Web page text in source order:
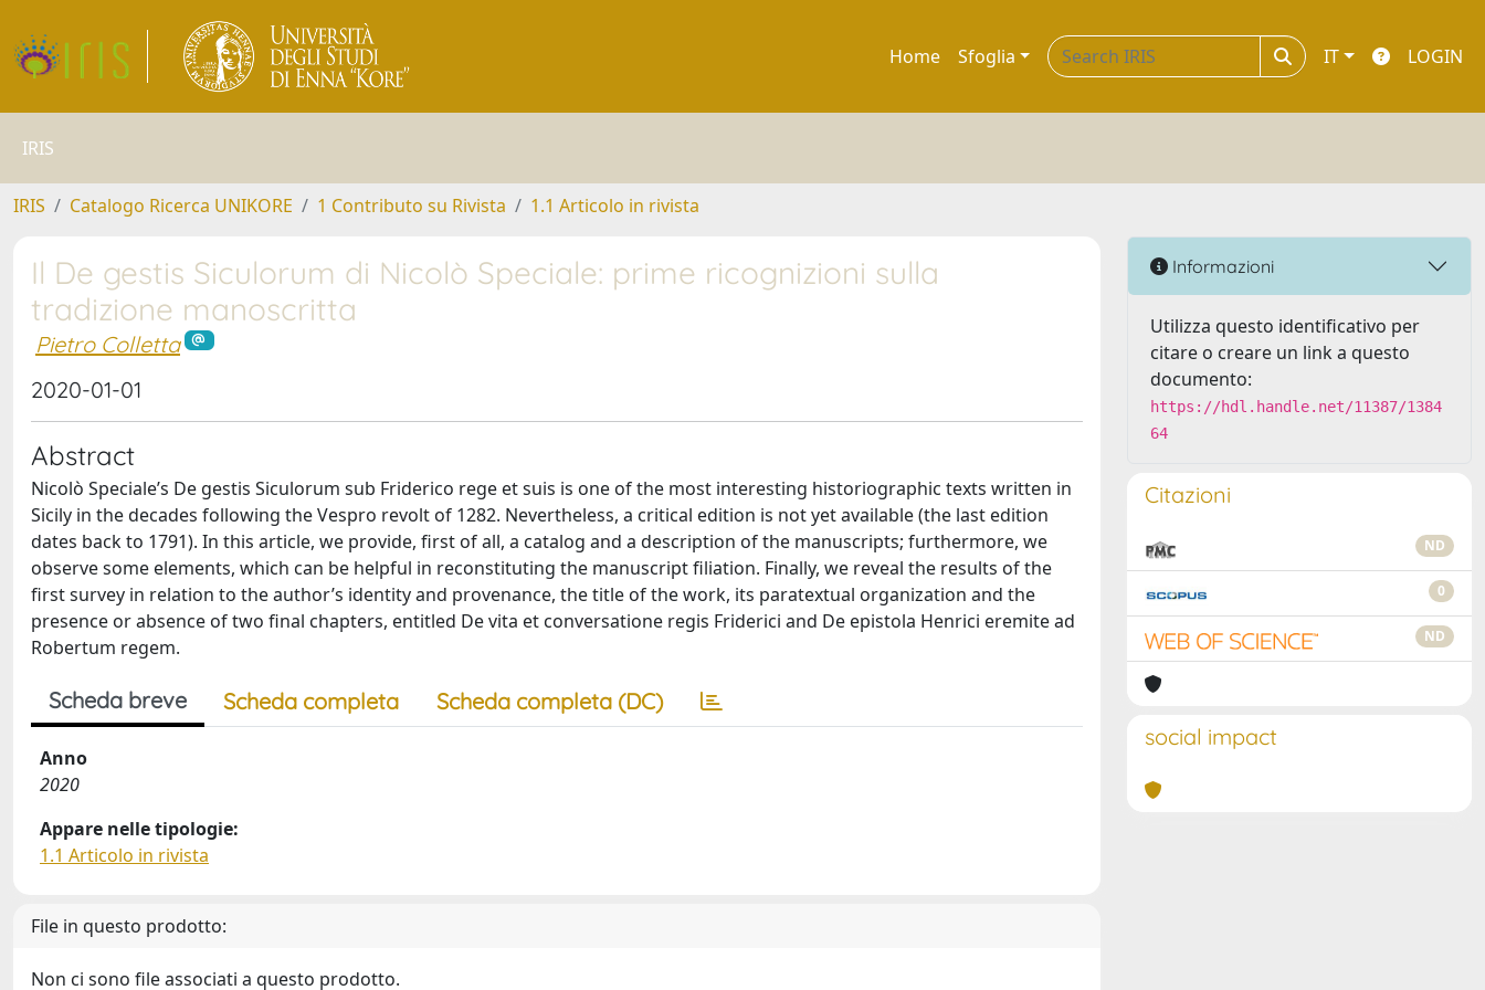
Home Sfoglia IT LOGIN
IRIS
IRIS Catalogo Ricerca UNIKORE 1 Contributo su Rivista 1.1 Articolo in rivista
Il De gestis Siculorum di Nicolò Speciale: prime ricognizioni sulla
tradizione manoscritta
Pietro Colletta
2020-01-01
Abstract
Nicolò Speciale’s De gestis Siculorum sub Friderico rege et suis is one of the most interesting historiographic texts written in
Sicily in the decades following the Vespro revolt of 1282. Nevertheless, a critical edition is not yet available (the last edition
dates back to 1791). In this article, we provide, first of all, a catalog and a description of the manuscripts; furthermore, we
observe some elements, which can be helpful in reconstituting the manuscript filiation. Finally, we reveal the results of the
first survey in relation to the author’s identity and provenance, the title of the work, its paratextual organization and the
presence or absence of two final chapters, entitled De vita et conversatione regis Friderici and De epistola Henrici eremite ad
Robertum regem.
Scheda breve Scheda completa Scheda completa (DC)
Anno
2020
Appare nelle tipologie:
1.1 Articolo in rivista
File in questo prodotto:
Non ci sono file associati a questo prodotto.
Informazioni
Utilizza questo identificativo per
citare o creare un link a questo
documento:
https://hdl.handle.net/11387/1384
64
Citazioni
ND
0
ND
social impact